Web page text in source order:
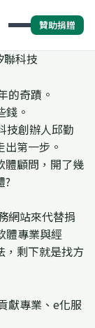
贊助捐贈
的奇蹟。
。
技創辦人邱勤
第一步。
體顧問，開了幾
?
網站來代替捐
體專業與經
，剩下就是找方
獻專業、e化服